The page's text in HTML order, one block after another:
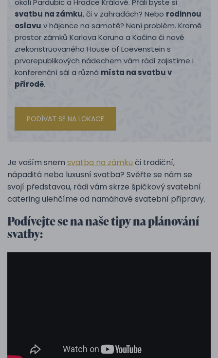
okolí Pardubic a Hradce Králové. Přáli byste si
svatbu na zámku, či v zahradách? Nebo rodinnou
oslavu v hájence na samotě? Není problém. Kromě
prostor zámků Karlova Koruna a Kačina či nově
zrekonstruovaného House of Loevenstein s
prvorepublikových nádechem vám rádi zajistíme i
konferenční sál a různá místa na svatbu v
přírodě.
PODÍVAT SE NA LOKACE
Je vaším snem svatba na zámku či tradiční,
nápaditá nebo luxusní svatba? Svěřte se nám se
svojí představou, rádi vám skrze špičkový svatební
catering ulehčíme od namáhavé svatební přípravy.
Podívejte se na naše tipy na plánování
svatby: